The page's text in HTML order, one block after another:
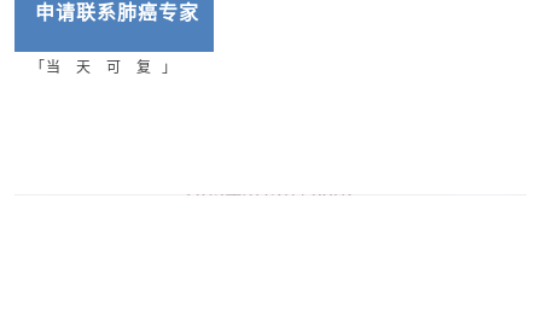
申请联系肺癌专家
「当 天 可 复 」